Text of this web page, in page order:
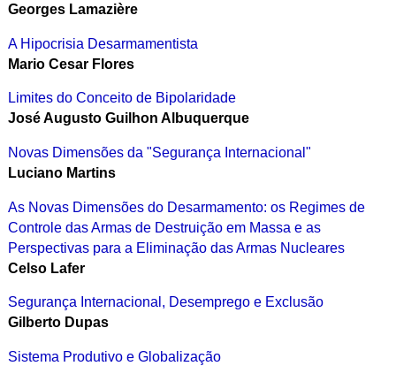
Georges Lamazière
A Hipocrisia Desarmamentista
Mario Cesar Flores
Limites do Conceito de Bipolaridade
José Augusto Guilhon Albuquerque
Novas Dimensões da "Segurança Internacional"
Luciano Martins
As Novas Dimensões do Desarmamento: os Regimes de
Controle das Armas de Destruição em Massa e as
Perspectivas para a Eliminação das Armas Nucleares
Celso Lafer
Segurança Internacional, Desemprego e Exclusão
Gilberto Dupas
Sistema Produtivo e Globalização